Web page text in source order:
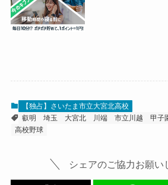
【独占】さいたま市立大宮北高校
叡明
埼玉 大宮北 川端 市立川越 甲子
高校野球
シェアのご協力お願い